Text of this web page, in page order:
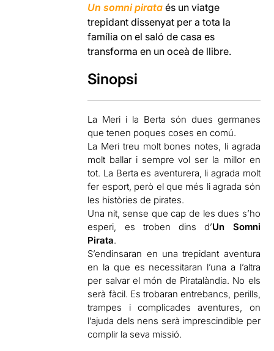
Un somni pirata és un viatge
trepidant dissenyat per a tota la
família on el saló de casa es
transforma en un oceà de llibre.
Sinopsi
La Meri i la Berta són dues germanes
que tenen poques coses en comú.
La Meri treu molt bones notes, li agrada
molt ballar i sempre vol ser la millor en
tot. La Berta es aventurera, li agrada molt
fer esport, però el que més li agrada són
les històries de pirates.
Una nit, sense que cap de les dues s’ho
esperi, es troben dins d’Un Somni
Pirata.
S’endinsaran en una trepidant aventura
en la que es necessitaran l’una a l’altra
per salvar el món de Piratalàndia. No els
serà fàcil. Es trobaran entrebancs, perills,
trampes i complicades aventures, on
l’ajuda dels nens serà imprescindible per
complir la seva missió.